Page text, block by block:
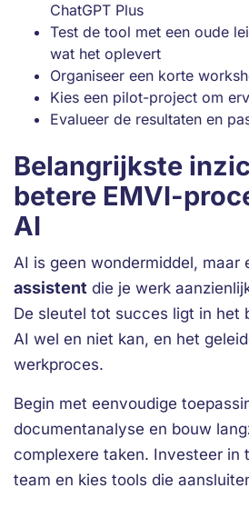
ChatGPT Plus
Test de tool met een oude
wat het oplevert
Organiseer een korte
Kies een pilot-project om
Evalueer de resultaten en
Belangrijkste
betere EMVI-
AI
AI is geen wondermiddel, maar
assistent die je werk
De sleutel tot succes ligt in het
AI wel en niet kan, en het
werkproces.
Begin met eenvoudige
documentanalyse en bouw
complexere taken. Investeer in
team en kies tools die